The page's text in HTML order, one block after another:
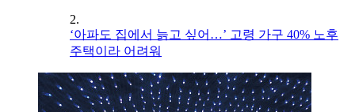
2.
‘아파도 집에서 늙고 싶어…’ 고령 가구 40% 노후
주택이라 어려워